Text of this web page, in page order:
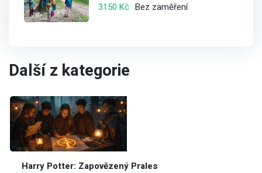
3150 Kč Bez zaměření
Další z kategorie
Harry Potter: Zapovězený Prales